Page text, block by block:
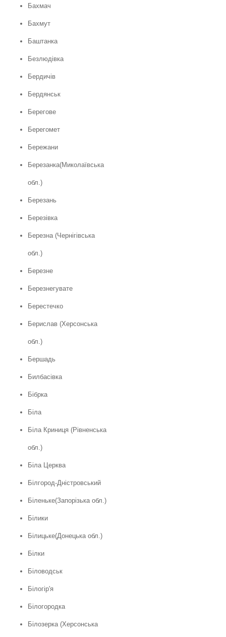
Бахмач
Бахмут
Баштанка
Безлюдівка
Бердичів
Бердянськ
Берегове
Берегомет
Бережани
Березанка(Миколаївська
обл.)
Березань
Березівка
Березна (Чернігівська
обл.)
Березне
Березнегувате
Берестечко
Берислав (Херсонська
обл.)
Бершадь
Билбасівка
Бібрка
Біла
Біла Криниця (Рівненська
обл.)
Біла Церква
Білгород-Дністровський
Біленьке(Запорізька обл.)
Білики
Білицьке(Донецька обл.)
Білки
Біловодськ
Білогір'я
Білогородка
Білозерка (Херсонська